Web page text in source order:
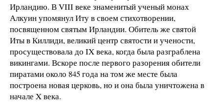
Ирландию. В VIII веке знаменитый ученый монах
Алкуин упомянул Иту в своем стихотворении,
посвященном святым Ирландии. Обитель же святой
Иты в Киллиди, великий центр святости и учености,
просуществовала до IX века, когда была разграблена
викингами. Вскоре после первого разорения обители
пиратами около 845 года на том же месте была
построена новая церковь, но и она была уничтожена в
начале X века.